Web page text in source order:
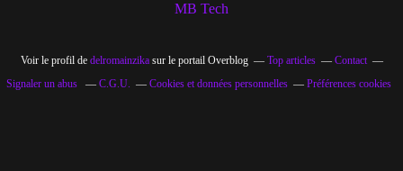
MB Tech
Voir le profil de delromainzikasur le portail Overblog Top articles
Contact
Signaler un abus
C.G.U. Cookies et données personnelles Préférences cookies